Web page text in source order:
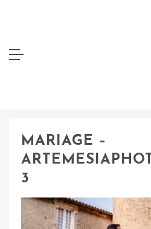
MARIAGE –
3